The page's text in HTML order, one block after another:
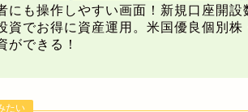
にも操作しやすい画面！新規口座開
資でお得に資産運用。米国優良個別
ができる！